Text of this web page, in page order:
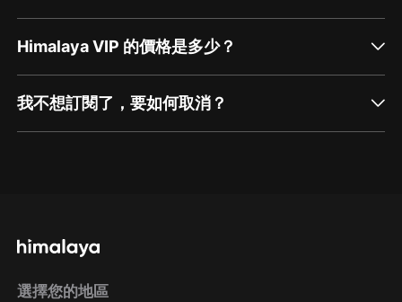
Himalaya VIP 的價格是多少？
我不想訂閱了，要如何取消？
選擇您的地區